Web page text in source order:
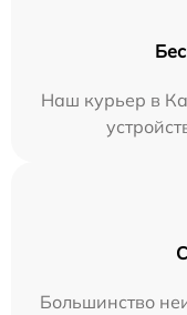
Наш курьер в
Большинство